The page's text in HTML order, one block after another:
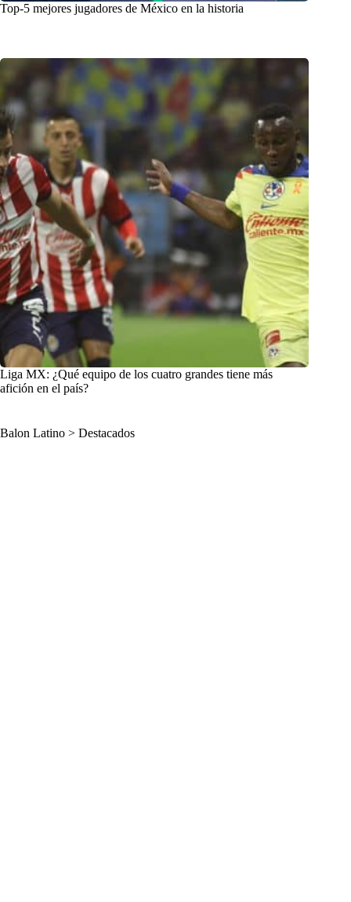
Top-5 mejores jugadores de México en la historia
Liga MX: ¿Qué equipo de los cuatro grandes tiene más
afición en el país?
Balon Latino > Destacados